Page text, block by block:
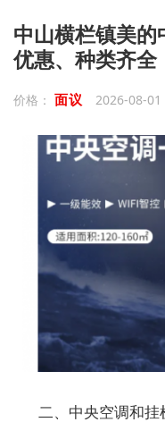
中山横栏镇美
优惠、种类齐全
价格： 面议 2026-08-
二、中央空调和挂